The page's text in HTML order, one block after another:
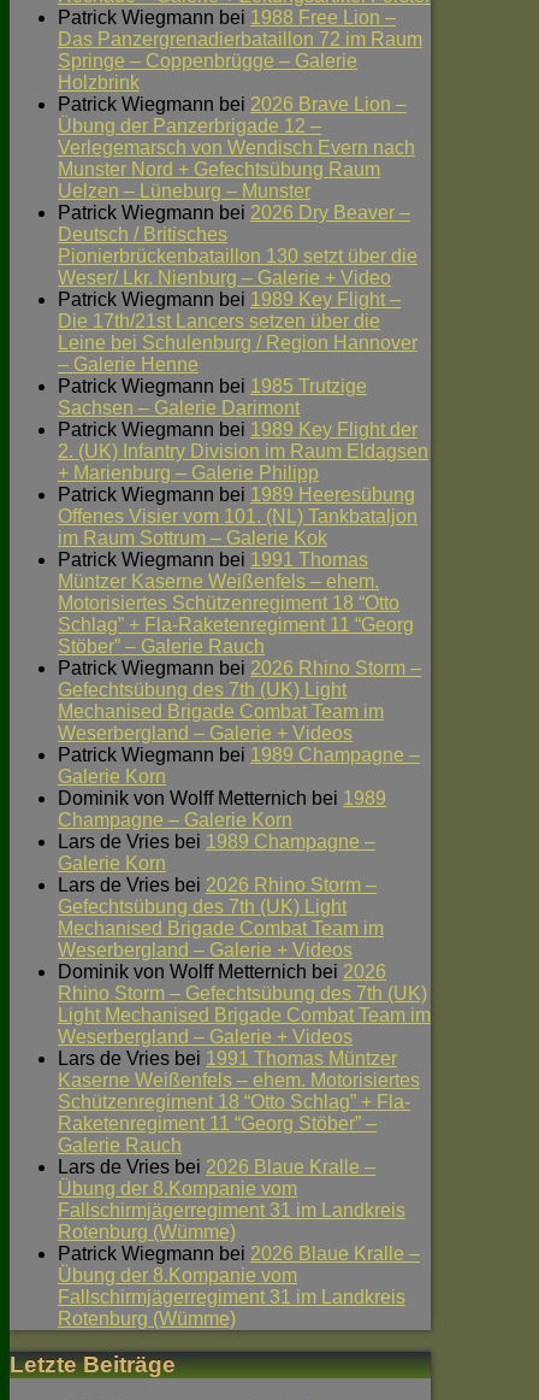
Patrick Wiegmann bei 1988 Free Lion –
Das Panzergrenadierbataillon 72 im Raum
Springe – Coppenbrügge – Galerie
Holzbrink
Patrick Wiegmann bei 2026 Brave Lion –
Übung der Panzerbrigade 12 –
Verlegemarsch von Wendisch Evern nach
Munster Nord + Gefechtsübung Raum
Uelzen – Lüneburg – Munster
Patrick Wiegmann bei 2026 Dry Beaver –
Deutsch / Britisches
Pionierbrückenbataillon 130 setzt über die
Weser/ Lkr. Nienburg – Galerie + Video
Patrick Wiegmann bei 1989 Key Flight –
Die 17th/21st Lancers setzen über die
Leine bei Schulenburg / Region Hannover
– Galerie Henne
Patrick Wiegmann bei 1985 Trutzige
Sachsen – Galerie Darimont
Patrick Wiegmann bei 1989 Key Flight der
2. (UK) Infantry Division im Raum Eldagsen
+ Marienburg – Galerie Philipp
Patrick Wiegmann bei 1989 Heeresübung
Offenes Visier vom 101. (NL) Tankbataljon
im Raum Sottrum – Galerie Kok
Patrick Wiegmann bei 1991 Thomas
Müntzer Kaserne Weißenfels – ehem.
Motorisiertes Schützenregiment 18 “Otto
Schlag” + Fla-Raketenregiment 11 “Georg
Stöber” – Galerie Rauch
Patrick Wiegmann bei 2026 Rhino Storm –
Gefechtsübung des 7th (UK) Light
Mechanised Brigade Combat Team im
Weserbergland – Galerie + Videos
Patrick Wiegmann bei 1989 Champagne –
Galerie Korn
Dominik von Wolff Metternich bei 1989
Champagne – Galerie Korn
Lars de Vries bei 1989 Champagne –
Galerie Korn
Lars de Vries bei 2026 Rhino Storm –
Gefechtsübung des 7th (UK) Light
Mechanised Brigade Combat Team im
Weserbergland – Galerie + Videos
Dominik von Wolff Metternich bei 2026
Rhino Storm – Gefechtsübung des 7th (UK)
Light Mechanised Brigade Combat Team im
Weserbergland – Galerie + Videos
Lars de Vries bei 1991 Thomas Müntzer
Kaserne Weißenfels – ehem. Motorisiertes
Schützenregiment 18 “Otto Schlag” + Fla-
Raketenregiment 11 “Georg Stöber” –
Galerie Rauch
Lars de Vries bei 2026 Blaue Kralle –
Übung der 8.Kompanie vom
Fallschirmjägerregiment 31 im Landkreis
Rotenburg (Wümme)
Patrick Wiegmann bei 2026 Blaue Kralle –
Übung der 8.Kompanie vom
Fallschirmjägerregiment 31 im Landkreis
Rotenburg (Wümme)
Letzte Beiträge